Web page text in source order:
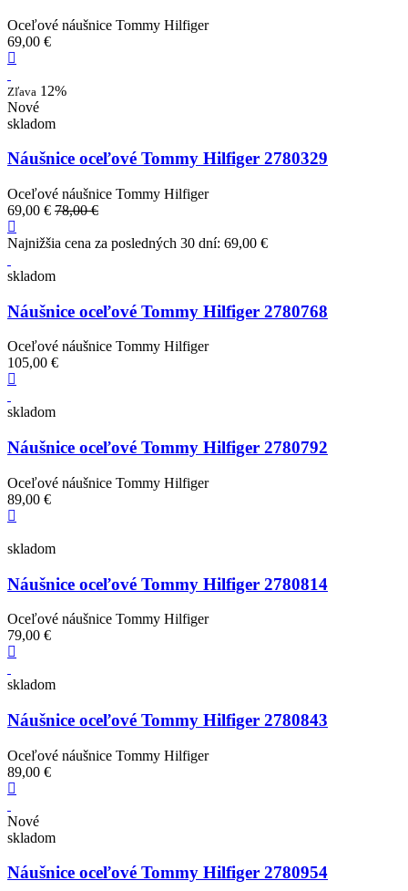
Oceľové náušnice Tommy Hilfiger
69,00 €
Zľava 12%
Nové
skladom
Náušnice oceľové Tommy Hilfiger 2780329
Oceľové náušnice Tommy Hilfiger
69,00 € 78,00 €
Najnižšia cena za posledných 30 dní: 69,00 €
skladom
Náušnice oceľové Tommy Hilfiger 2780768
Oceľové náušnice Tommy Hilfiger
105,00 €
skladom
Náušnice oceľové Tommy Hilfiger 2780792
Oceľové náušnice Tommy Hilfiger
89,00 €
skladom
Náušnice oceľové Tommy Hilfiger 2780814
Oceľové náušnice Tommy Hilfiger
79,00 €
skladom
Náušnice oceľové Tommy Hilfiger 2780843
Oceľové náušnice Tommy Hilfiger
89,00 €
Nové
skladom
Náušnice oceľové Tommy Hilfiger 2780954